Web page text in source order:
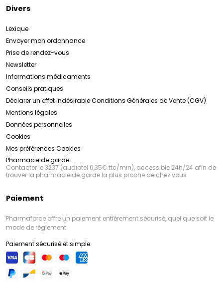
Divers
Lexique
Envoyer mon ordonnance
Prise de rendez-vous
Newsletter
Informations médicaments
Conseils pratiques
Déclarer un effet indésirableConditions Générales de Vente (CGV)
Mentions légales
Données personnelles
Cookies
Mes préférences Cookies
Pharmacie de garde :
Contacter le 3237 (audiotel 0,35€ ttc/min), accessible 24h/24 afin de
trouver la pharmacie de garde la plus proche de chez vous
Paiement
Pharmaforce offre un paiement entièrement sécurisé, quel que soit le
mode de règlement
Paiement sécurisé et simple